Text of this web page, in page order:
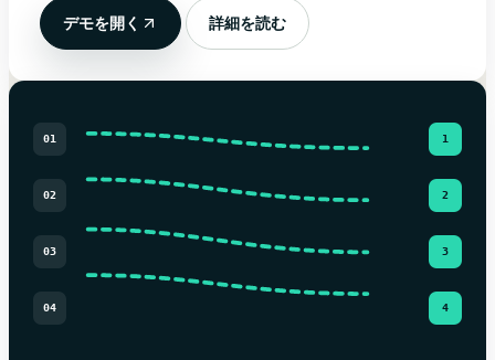
デモを開く 詳細を読む
01
02
03
04
1
2
3
4